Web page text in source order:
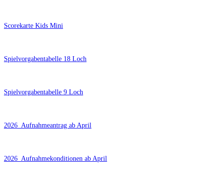
Scorekarte Kids Mini
Spielvorgabentabelle 18 Loch
Spielvorgabentabelle 9 Loch
2026_Aufnahmeantrag ab April
2026_Aufnahmekonditionen ab April